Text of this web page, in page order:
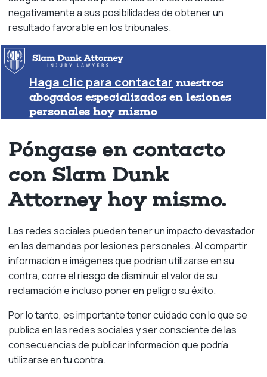
negativamente a sus posibilidades de obtener un
resultado favorable en los tribunales.
Haga clic para contactar nuestros
abogados especializados en lesiones
personales hoy mismo
Póngase en contacto
con Slam Dunk
Attorney hoy mismo.
Las redes sociales pueden tener un impacto devastador
en las demandas por lesiones personales. Al compartir
información e imágenes que podrían utilizarse en su
contra, corre el riesgo de disminuir el valor de su
reclamación e incluso poner en peligro su éxito.
Por lo tanto, es importante tener cuidado con lo que se
publica en las redes sociales y ser consciente de las
consecuencias de publicar información que podría
utilizarse en tu contra.